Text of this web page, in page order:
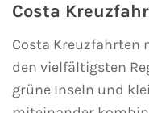
Costa
Costa Kreuzfahrten
den vielfältigsten
grüne Inseln und